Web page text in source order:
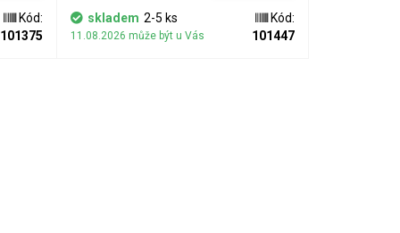
v
Kód:
101375
pevně spojeny s velkým vnitřním pístem a
vysouvají se současně; tím je zajištěno
naprosto rovnoměrné dávkování i při
skladem 2-5 ks
11.08.2026 může být u Vás
Kód:
101447